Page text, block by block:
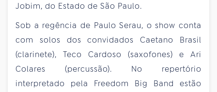
Jobim, do Estado de São Paulo.
Sob a regência de Paulo Serau, o show conta
com solos dos convidados Caetano Brasil
(clarinete), Teco Cardoso (saxofones) e Ari
Colares (percussão). No repertório
interpretado pela Freedom Big Band estão